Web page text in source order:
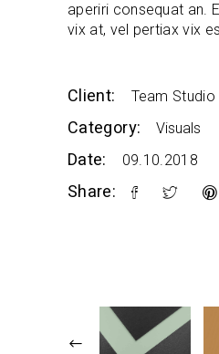
aperiri consequat an.
vix at, vel pertiax vix
Client: Team Studio
Category: Visuals
Date: 09.10.2018
Share: